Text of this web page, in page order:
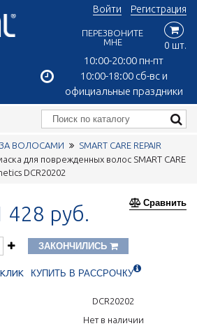
10:00-20:00 пн-пт
10:00-18:00 сб-вс и
официальные праздники
Войти Регистрация
ПЕРЕЗВОНИТЕ
МНЕ
0 шт.
ВОЛОСАМИ
SMART CARE REPAIR
для поврежденных волос SMART CARE
DCR20202
Сравнить
428 руб.
ЗАКОНЧИЛИСЬ
КУПИТЬ В РАССРОЧКУ
DCR20202
Нет в наличии